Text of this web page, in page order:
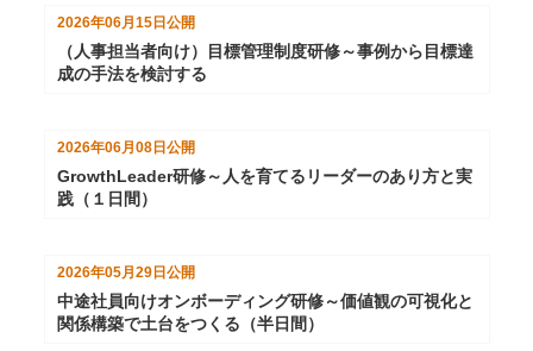
2026年06月15日公開
（人事担当者向け）目標管理制度研修～事例から目標達
成の手法を検討する
2026年06月08日 公開
GrowthLeader研修～人を育てるリーダーのあり方と実
践（１日間）
2026年05月29日 公開
中途社員向けオンボーディング研修～価値観の可視化と
関係構築で土台をつくる（半日間）